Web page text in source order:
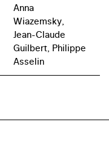
Anna
Wiazemsky,
Jean-Claude
Guilbert, Philippe
Asselin